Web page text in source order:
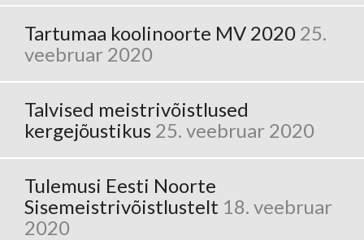
Tartumaa koolinoorte MV 2020 25.
veebruar 2020
Talvised meistrivõistlused
kergejõustikus 25. veebruar 2020
Tulemusi Eesti Noorte
Sisemeistrivõistlustelt 18. veebruar
2020